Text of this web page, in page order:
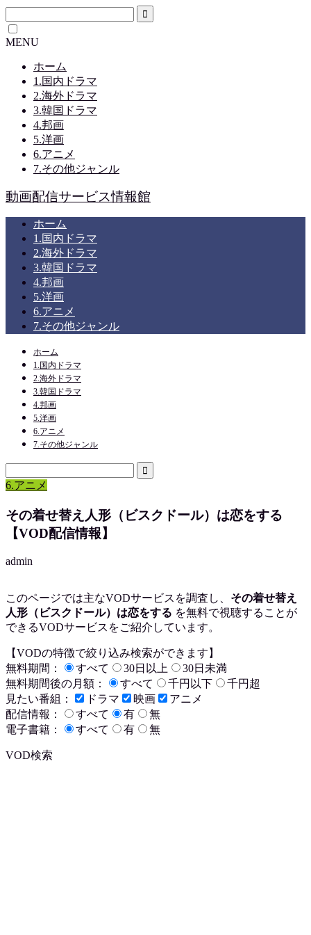
MENU
ホーム
1.国内ドラマ
2.海外ドラマ
3.韓国ドラマ
4.邦画
5.洋画
6.アニメ
7.その他ジャンル
動画配信サービス情報館
ホーム
1.国内ドラマ
2.海外ドラマ
3.韓国ドラマ
4.邦画
5.洋画
6.アニメ
7.その他ジャンル
ホーム
1.国内ドラマ
2.海外ドラマ
3.韓国ドラマ
4.邦画
5.洋画
6.アニメ
7.その他ジャンル
6.アニメ
その着せ替え人形（ビスクドール）は恋をする
【VOD配信情報】
admin
このページでは主なVODサービスを調査し、 その着せ替え
人形（ビスクドール）は恋をする を無料で視聴することが
できるVODサービスをご紹介しています。
【VODの特徴で絞り込み検索ができます】
無料期間：
すべて 30日以上
30日未満
無料期間後の月額：
すべて 千円以下
千円超
見たい番組：
ドラマ 映画
アニメ
配信情報：
すべて 有
無
電子書籍：
すべて 有 無
VOD検索